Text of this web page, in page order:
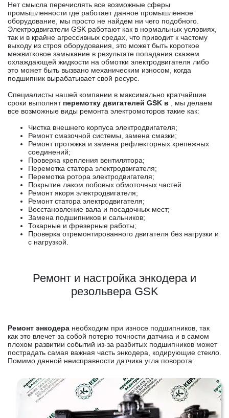
Нет смысла перечислять все возможные сферы
промышленности где работает данное промышленное
оборудование, мы просто не найдем ни чего подобного.
Электродвигатели GSK работают как в нормальных условиях,
так и в крайне агрессивных средах, что приводит к частому
выходу из строя оборудования, это может быть короткое
межвитковое замыкание в результате попадания скажем
охлаждающей жидкости на обмотки электродвигателя либо
это может быть вызвано механическим износом, когда
подшипник вырабатывает свой ресурс.
Специалисты нашей компании в максимально кратчайшие
сроки выполнят перемотку двигателей GSK в
, мы делаем
все возможные виды ремонта электромоторов такие как:
Чистка внешнего корпуса электродвигателя;
Ремонт смазочной системы, замена смазки;
Ремонт протяжка и замена рефлекторных крепежных
соединений;
Проверка крепления вентилятора;
Перемотка статора электродвигателя;
Перемотка ротора электродвигателя;
Покрытие лаком лобовых обмоточных частей
Ремонт якоря электродвигателя;
Ремонт статора электродвигателя;
Восстановление вала и посадочных мест;
Замена подшипников и сальников;
Токарные и фрезерные работы;
Проверка отремонтированного двигателя без нагрузки и
с нагрузкой.
Ремонт и настройка энкодера и
резольвера GSK
Ремонт энкодера необходим при износе подшипников, так
как это влечет за собой потерю точности датчика и в самом
плохом развитии событий из-за разбитых подшипников может
пострадать самая важная часть энкодера, кодирующие стекло.
Помимо данной неисправности датчика угла поворота: